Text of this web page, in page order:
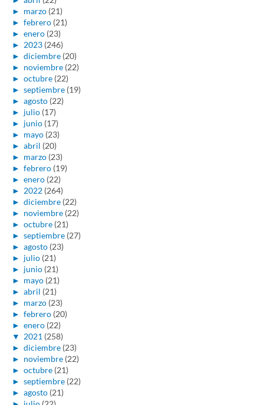
► marzo (21)
► febrero (21)
► enero (23)
► 2023 (246)
► diciembre (20)
► noviembre (22)
► octubre (22)
► septiembre (19)
► agosto (22)
► julio (17)
► junio (17)
► mayo (23)
► abril (20)
► marzo (23)
► febrero (19)
► enero (22)
► 2022 (264)
► diciembre (22)
► noviembre (22)
► octubre (21)
► septiembre (27)
► agosto (23)
► julio (21)
► junio (21)
► mayo (21)
► abril (21)
► marzo (23)
► febrero (20)
► enero (22)
▼ 2021 (258)
► diciembre (23)
► noviembre (22)
► octubre (21)
► septiembre (22)
► agosto (21)